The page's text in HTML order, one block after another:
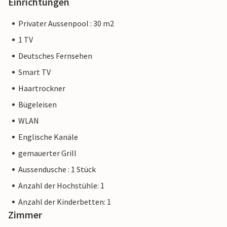
Privater Aussenpool : 30 m2
1 TV
Deutsches Fernsehen
Smart TV
Haartrockner
Bügeleisen
WLAN
Englische Kanäle
gemauerter Grill
Aussendusche : 1 Stück
Anzahl der Hochstühle: 1
Anzahl der Kinderbetten: 1
Zimmer